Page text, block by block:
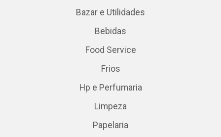
Bazar e Utilidades
Bebidas
Food Service
Frios
Hp e Perfumaria
Limpeza
Papelaria